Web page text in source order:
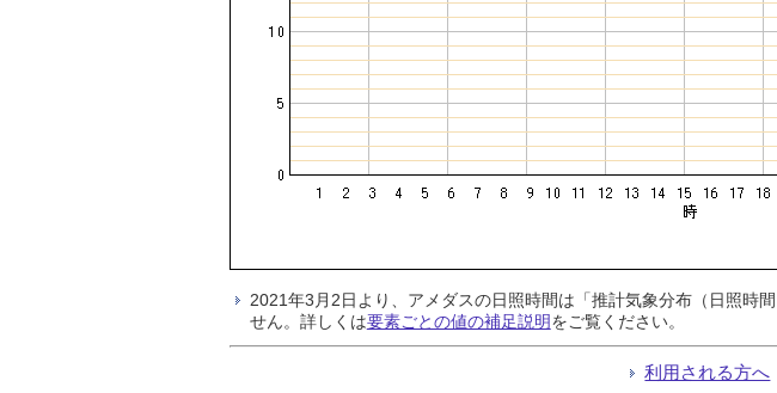
2021年3月2日より、アメダスの日照時間は「推計気象分布（日照時
せん。詳しくは要素ごとの値の補足説明をご覧ください。
利用される方へ